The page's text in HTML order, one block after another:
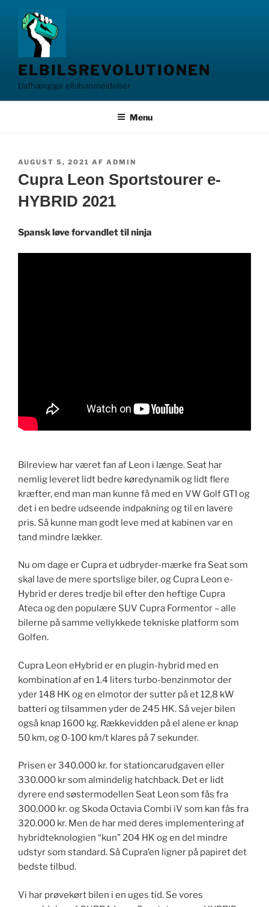
indhold
ELBILSREVOLUTIONEN
Uafhængige elbilsanmeldelser
Menu
UDGIVET
AUGUST 5, 2021 AF ADMIN
Cupra Leon Sportstourer e-
HYBRID 2021
Spansk løve forvandlet til ninja
Bilreview har været fan af Leon i længe. Seat har
nemlig leveret lidt bedre køredynamik og lidt flere
kræfter, end man man kunne få med en VW Golf GTI og
det i en bedre udseende indpakning og til en lavere
pris. Så kunne man godt leve med at kabinen var en
tand mindre lækker.
Nu om dage er Cupra et udbryder-mærke fra Seat som
skal lave de mere sportslige biler, og Cupra Leon e-
Hybrid er deres tredje bil efter den heftige Cupra
Ateca og den populære SUV Cupra Formentor – alle
bilerne på samme vellykkede tekniske platform som
Golfen.
Cupra Leon eHybrid er en plugin-hybrid med en
kombination af en 1.4 liters turbo-benzinmotor der
yder 148 HK og en elmotor der sutter på et 12,8 kW
batteri og tilsammen yder de 245 HK. Så vejer bilen
også knap 1600 kg. Rækkevidden på el alene er knap
50 km, og 0-100 km/t klares på 7 sekunder.
Prisen er 340.000 kr. for stationcarudgaven eller
330.000 kr som almindelig hatchback. Det er lidt
dyrere end søstermodellen Seat Leon som fås fra
300.000 kr. og Skoda Octavia Combi iV som kan fås fra
320.000 kr. Men de har med deres implementering af
hybridteknologien “kun” 204 HK og en del mindre
udstyr som standard. Så Cupra’en ligner på papiret det
bedste tilbud.
Vi har prøvekørt bilen i en uges tid. Se vores